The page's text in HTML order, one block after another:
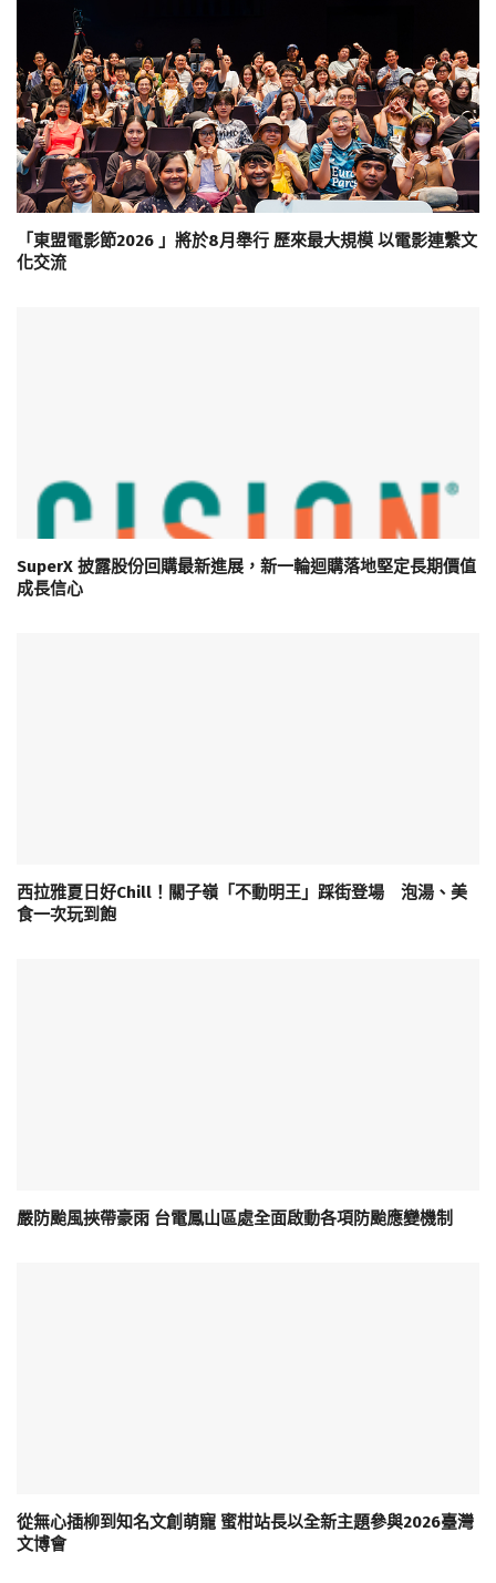
「東盟電影節2026 」將於8月舉行 歷來最大規模 以電影連繫文
化交流
SuperX 披露股份回購最新進展，新一輪迴購落地堅定長期價值
成長信心
西拉雅夏日好Chill！關子嶺「不動明王」踩街登場 泡湯、美
食一次玩到飽
嚴防颱風挾帶豪雨 台電鳳山區處全面啟動各項防颱應變機制
從無心插柳到知名文創萌寵 蜜柑站長以全新主題參與2026臺灣
文博會